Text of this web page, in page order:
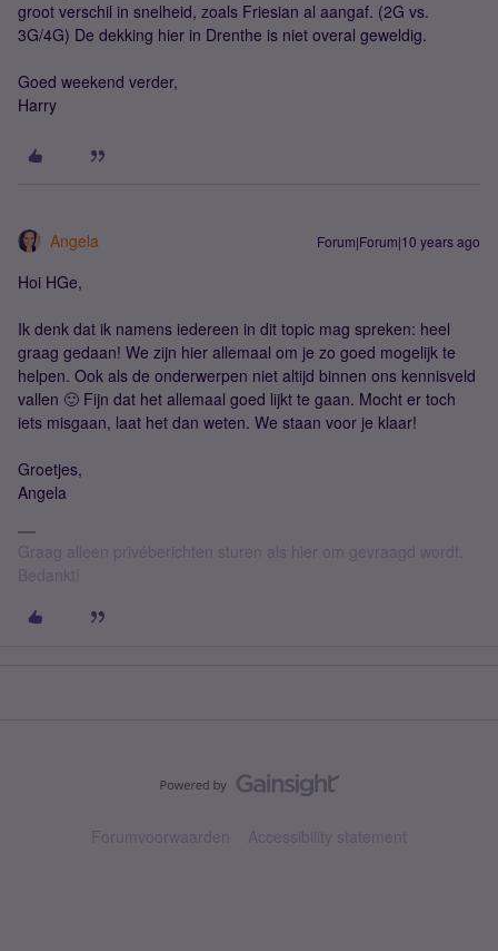
groot verschil in snelheid, zoals Friesian al aangaf. (2G vs.
3G/4G) De dekking hier in Drenthe is niet overal geweldig.
Goed weekend verder,
Harry
Angela Forum|Forum|10 years ago
Hoi HGe,
Ik denk dat ik namens iedereen in dit topic mag spreken: heel
graag gedaan! We zijn hier allemaal om je zo goed mogelijk te
helpen. Ook als de onderwerpen niet altijd binnen ons kennisveld
vallen 🙂 Fijn dat het allemaal goed lijkt te gaan. Mocht er toch
iets misgaan, laat het dan weten. We staan voor je klaar!
Groetjes,
Angela
Graag alleen privéberichten sturen als hier om gevraagd wordt.
Bedankt!
Forumvoorwaarden Accessibility statement